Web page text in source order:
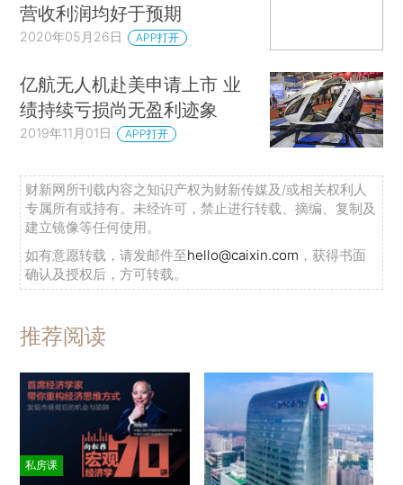
营收利润均好于预期
2020年05月26日 APP打开
亿航无人机赴美申请上市 业
绩持续亏损尚无盈利迹象
2019年11月01日 APP打开
财新网所刊载内容之知识产权为财新传媒及/或相关权利人
专属所有或持有。未经许可，禁止进行转载、摘编、复制及
建立镜像等任何使用。
如有意愿转载，请发邮件至hello@caixin.com ，获得书面
确认及授权后，方可转载。
推荐阅读
私房课